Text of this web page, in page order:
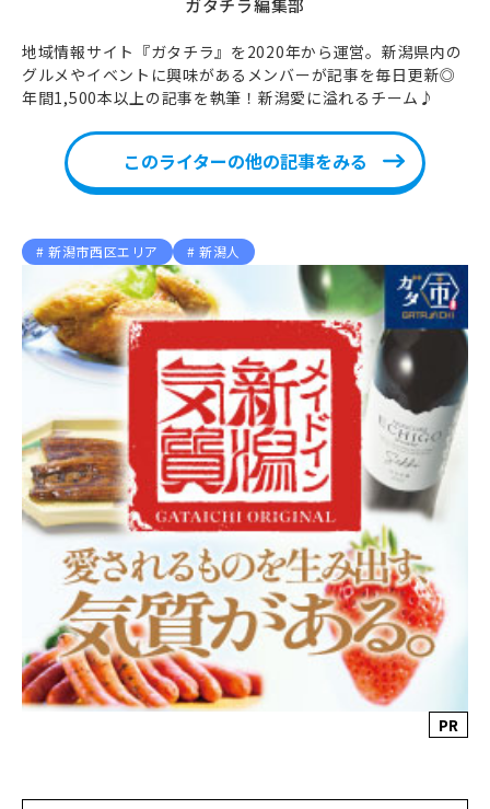
ガタチラ編集部
地域情報サイト『ガタチラ』を2020年から運営。新潟県内の
グルメやイベントに興味があるメンバーが記事を毎日更新◎
年間1,500本以上の記事を執筆！新潟愛に溢れるチーム♪
このライターの他の記事をみる
新潟市西区エリア 新潟人
PR